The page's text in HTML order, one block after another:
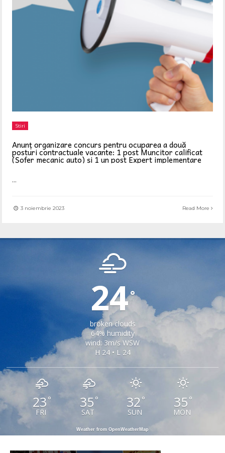
Stiri
Anunț organizare concurs pentru ocuparea a două
posturi contractuale vacante: 1 post Muncitor calificat
(Șofer mecanic auto) și 1 un post Expert implementare
...
3 noiembrie 2023 Read More
24°
broken clouds
64% humidity
wind: 3m/s WSW
H 24 • L 24
23 °
FRI
35 °
SAT
32 °
SUN
35 °
MON
Weather from OpenWeatherMap